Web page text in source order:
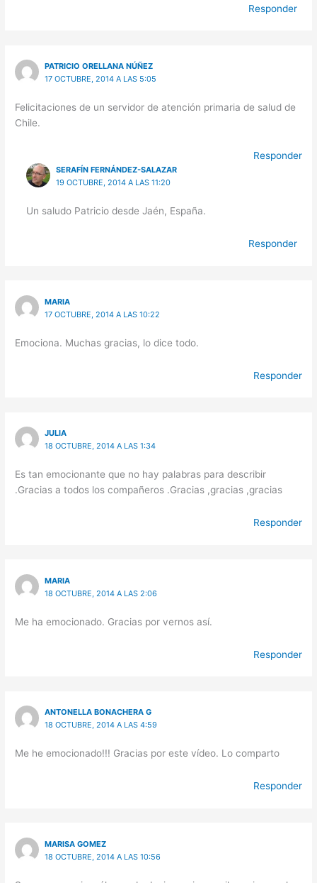
Responder
PATRICIO ORELLANA NÚÑEZ
17 OCTUBRE, 2014 A LAS 5:05
Felicitaciones de un servidor de atención primaria de salud de
Chile.
Responder
SERAFÍN FERNÁNDEZ-SALAZAR
19 OCTUBRE, 2014 A LAS 11:20
Un saludo Patricio desde Jaén, España.
Responder
MARIA
17 OCTUBRE, 2014 A LAS 10:22
Emociona. Muchas gracias, lo dice todo.
Responder
JULIA
18 OCTUBRE, 2014 A LAS 1:34
Es tan emocionante que no hay palabras para describir
.Gracias a todos los compañeros .Gracias ,gracias ,gracias
Responder
MARIA
18 OCTUBRE, 2014 A LAS 2:06
Me ha emocionado. Gracias por vernos así.
Responder
ANTONELLA BONACHERA G
18 OCTUBRE, 2014 A LAS 4:59
Me he emocionado!!! Gracias por este vídeo. Lo comparto
Responder
MARISA GOMEZ
18 OCTUBRE, 2014 A LAS 10:56